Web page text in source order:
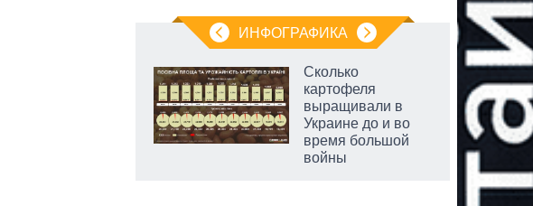
ИНФОГРАФИКА
Сколько
картофеля
выращивали в
Украине до и во
время большой
войны